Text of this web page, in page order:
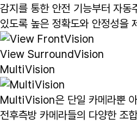
감지를 통한 안전 기능부터 자동
있도록 높은 정확도와 안정성을
View SurroundVision
MultiVision
MultiVision은 단일 카메라뿐 아
전후측방 카메라들의 다양한 조